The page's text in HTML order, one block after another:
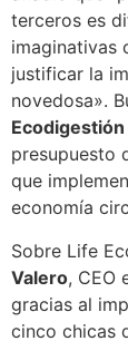
terceros es
imaginativas
justificar la
novedosa».
presupuesto
que
economía
Sobre Life
Valero, CEO
gracias al
cinco chicas